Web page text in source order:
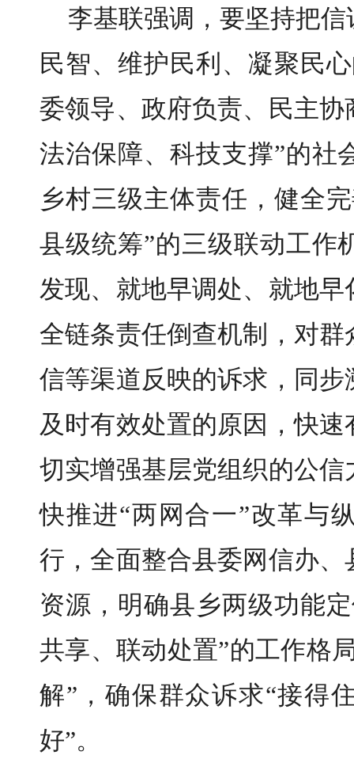
李基联强调，要坚持把
民智、维护民利、凝聚民
委领导、政府负责、民主
法治保障、科技支撑”的社
乡村三级主体责任，健全
县级统筹”的三级联动工作
发现、就地早调处、就地
全链条责任倒查机制，对
信等渠道反映的诉求，同
及时有效处置的原因，快
切实增强基层党组织的公
快推进“两网合一”改革与
行，全面整合县委网信办
资源，明确县乡两级功能
共享、联动处置”的工作格
解”，确保群众诉求“接得
好”。